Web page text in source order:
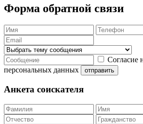
Форма обратной связи
Согласие
персональных данных
отправить
Анкета соискателя